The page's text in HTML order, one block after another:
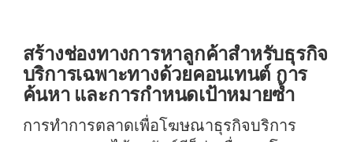
สร้างช่องทางการหาลูกค้าสำหรับธุรกิจ
บริการเฉพาะทางด้วยคอนเทนต์ การ
ค้นหา และการกำหนดเป้าหมายซ้ำ
การทำการตลาดเพื่อโฆษณาธุรกิจบริการ